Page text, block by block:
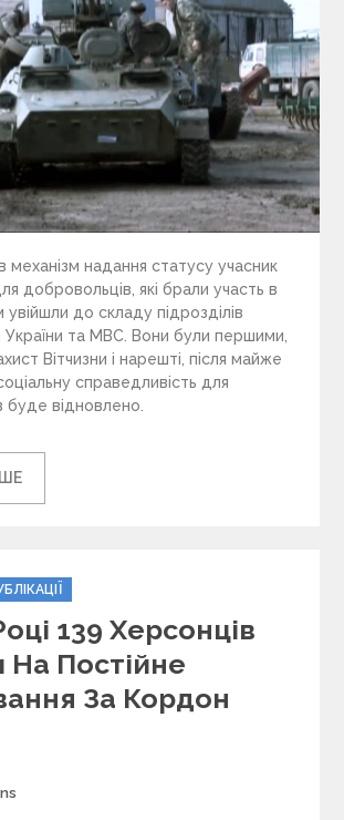
механізм надання статусу учасник
добровольців, які брали участь в
до складу підрозділів
України та МВС. Вони були першими,
Вітчизни і нарешті, після майже
справедливість для
буде відновлено.
139 Херсонців
На Постійне
За Кордон